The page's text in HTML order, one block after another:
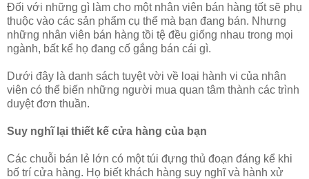
Đối với những gì làm cho một nhân viên bán hàng tốt sẽ phụ
thuộc vào các sản phẩm cụ thể mà bạn đang bán. Nhưng
những nhân viên bán hàng tồi tệ đều giống nhau trong mọi
ngành, bất kể họ đang cố gắng bán cái gì.
Dưới đây là danh sách tuyệt vời về loại hành vi của nhân
viên có thể biến những người mua quan tâm thành các trình
duyệt đơn thuần.
Suy nghĩ lại thiết kế cửa hàng của bạn
Các chuỗi bán lẻ lớn có một túi đựng thủ đoạn đáng kể khi
bố trí cửa hàng. Họ biết khách hàng suy nghĩ và hành xử